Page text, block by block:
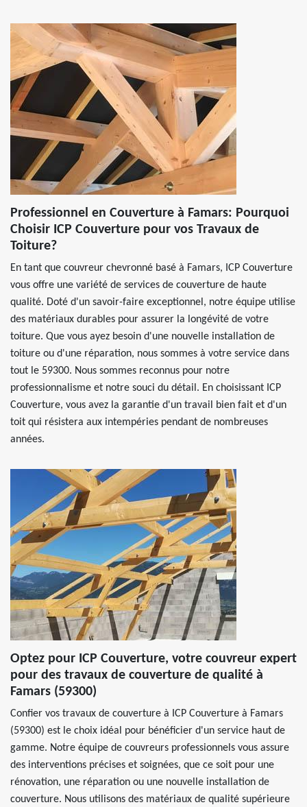
Professionnel en Couverture à Famars: Pourquoi
Choisir ICP Couverture pour vos Travaux de
Toiture?
En tant que couvreur chevronné basé à Famars, ICP Couverture
vous offre une variété de services de couverture de haute
qualité. Doté d'un savoir-faire exceptionnel, notre équipe utilise
des matériaux durables pour assurer la longévité de votre
toiture. Que vous ayez besoin d'une nouvelle installation de
toiture ou d'une réparation, nous sommes à votre service dans
tout le 59300. Nous sommes reconnus pour notre
professionnalisme et notre souci du détail. En choisissant ICP
Couverture, vous avez la garantie d'un travail bien fait et d'un
toit qui résistera aux intempéries pendant de nombreuses
années.
Optez pour ICP Couverture, votre couvreur expert
pour des travaux de couverture de qualité à
Famars (59300)
Confier vos travaux de couverture à ICP Couverture à Famars
(59300) est le choix idéal pour bénéficier d'un service haut de
gamme. Notre équipe de couvreurs professionnels vous assure
des interventions précises et soignées, que ce soit pour une
rénovation, une réparation ou une nouvelle installation de
couverture. Nous utilisons des matériaux de qualité supérieure